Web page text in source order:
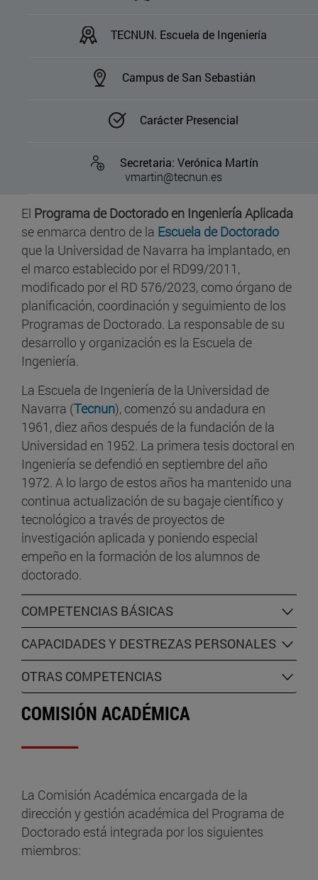
TECNUN. Escuela de Ingeniería
Campus de San Sebastián
Carácter Presencial
Secretaria: Verónica Martín
vmartin@tecnun.es
El Programa de Doctorado en Ingeniería Aplicada
se enmarca dentro de la Escuela de Doctorado
que la Universidad de Navarra ha implantado, en
el marco establecido por el RD99/2011,
modificado por el RD 576/2023, como órgano de
planificación, coordinación y seguimiento de los
Programas de Doctorado. La responsable de su
desarrollo y organización es la Escuela de
Ingeniería.
La Escuela de Ingeniería de la Universidad de
Navarra (Tecnun), comenzó su andadura en
1961, diez años después de la fundación de la
Universidad en 1952. La primera tesis doctoral en
Ingeniería se defendió en septiembre del año
1972. A lo largo de estos años ha mantenido una
continua actualización de su bagaje científico y
tecnológico a través de proyectos de
investigación aplicada y poniendo especial
empeño en la formación de los alumnos de
doctorado.
COMPETENCIAS BÁSICAS
CAPACIDADES Y DESTREZAS PERSONALES
OTRAS COMPETENCIAS
COMISIÓN ACADÉMICA
La Comisión Académica encargada de la
dirección y gestión académica del Programa de
Doctorado está integrada por los siguientes
miembros: